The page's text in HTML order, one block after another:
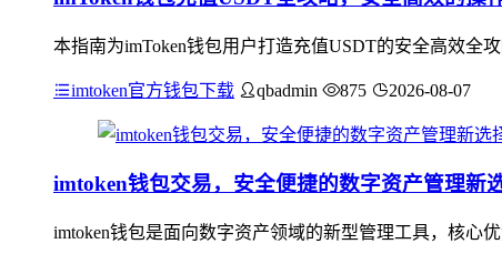
本指南为imToken钱包用户打造充值USDT的安全高效全
imtoken官方钱包下载 qbadmin 875 2026-08-07
imtoken钱包交易，安全便捷的数字资产管理新
imtoken钱包是面向数字资产领域的新型管理工具，核心